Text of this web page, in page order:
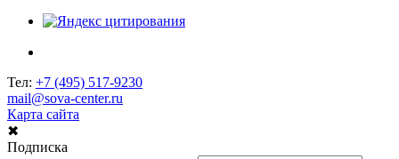
Тел: +7 (495) 517-9230
mail@sova-center.ru
Карта сайта
✖
Подписка